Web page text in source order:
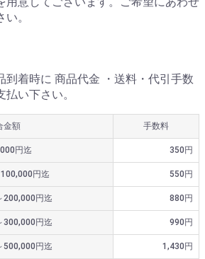
。
到着時に 商品代金 ・送料・代引手数
い下さい。
金額 手数料
円迄 350円
円迄 550円
200,000円迄 880円
300,000円迄 990円
500,000円迄 1,430円